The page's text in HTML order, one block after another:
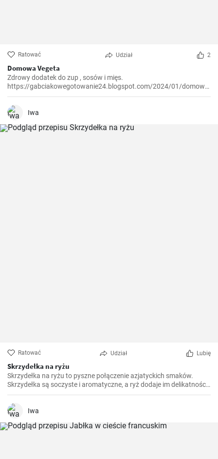
Ratować Udział 2
Domowa Vegeta
Zdrowy dodatek do zup , sosów i mięs.
https://gabciakowegotowanie24.blogspot.com/2024/01/domowa-
vegeta.html
Iwa
Ratować Udział Lubię
Skrzydełka na ryżu
Skrzydełka na ryżu to pyszne połączenie azjatyckich smaków.
Skrzydełka są soczyste i aromatyczne, a ryż dodaje im delikatności i
pozwala wydobyć ich smak.
Iwa